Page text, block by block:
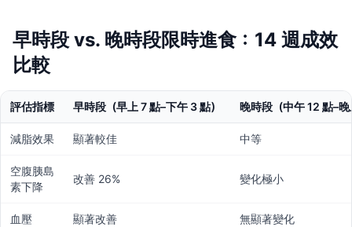
早時段 vs. 晚時段限時進食：14 週成效
比較
評估指標 早時段（早上 7 點–下午 3 點） 晚時段（中午 12 點–
減脂效果 顯著較佳 中等
空腹胰島
素下降
改善 26% 變化極小
血壓 顯著改善 無顯著變化